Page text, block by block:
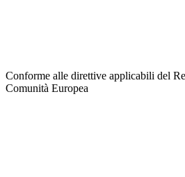
Conforme alle direttive applicabili del
Comunità Europea